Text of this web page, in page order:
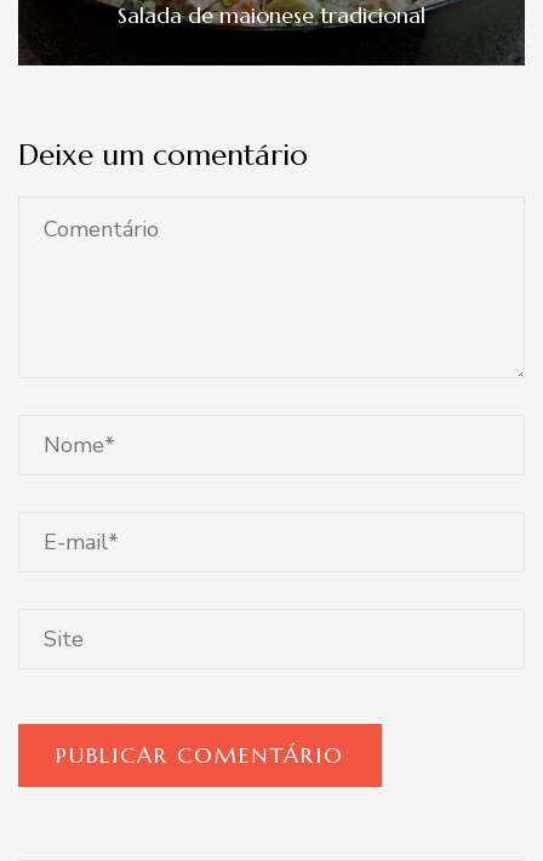
Salada de maionese tradicional
Deixe um comentário